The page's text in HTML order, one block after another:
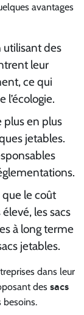
avantages
utilisant des
leur
ce qui
l’écologie.
plus en plus
jetables.
que le coût
les sacs
à long terme
jetables.
dans leur
des sacs
besoins.